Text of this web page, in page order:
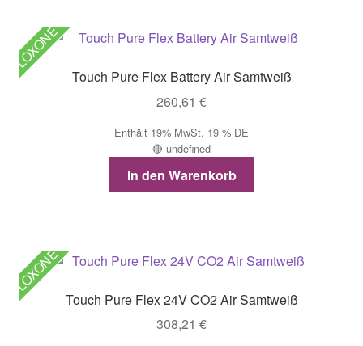
LOXONE
Touch Pure Flex Battery Air Samtweiß
260,61 €
Enthält 19% MwSt. 19 % DE
🔴 undefined
In den Warenkorb
LOXONE
Touch Pure Flex 24V CO2 Air Samtweiß
308,21 €